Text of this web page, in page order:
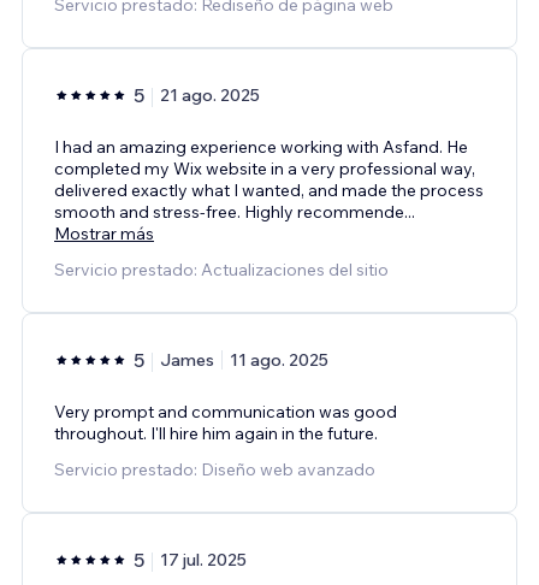
Servicio prestado: Rediseño de página web
5 21 ago. 2025
I had an amazing experience working with Asfand. He
completed my Wix website in a very professional way,
delivered exactly what I wanted, and made the process
smooth and stress-free. Highly recommende...
Mostrar más
Servicio prestado: Actualizaciones del sitio
5 James 11 ago. 2025
Very prompt and communication was good
throughout. I'll hire him again in the future.
Servicio prestado: Diseño web avanzado
5 17 jul. 2025